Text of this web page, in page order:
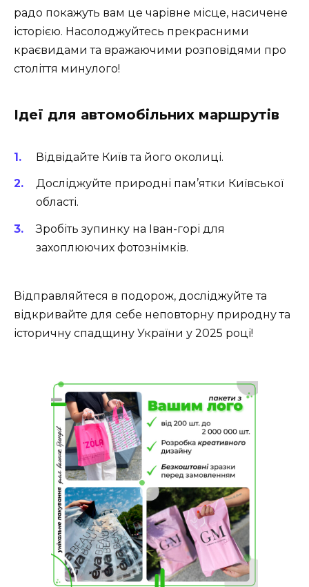
радо покажуть вам це чарівне місце, насичене
історією. Насолоджуйтесь прекрасними
краєвидами та вражаючими розповідями про
століття минулого!
Ідеї для автомобільних маршрутів
Відвідайте Київ та його околиці.
Досліджуйте природні пам’ятки Київської
області.
Зробіть зупинку на Іван-горі для
захоплюючих фотознімків.
Відправляйтеся в подорож, досліджуйте та
відкривайте для себе неповторну природну та
історичну спадщину України у 2025 році!